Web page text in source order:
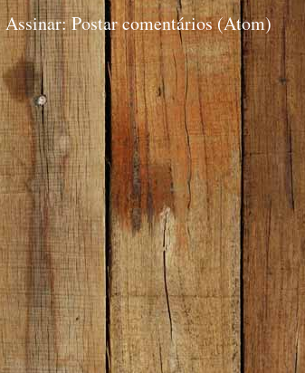
Assinar:Postar comentários (Atom)